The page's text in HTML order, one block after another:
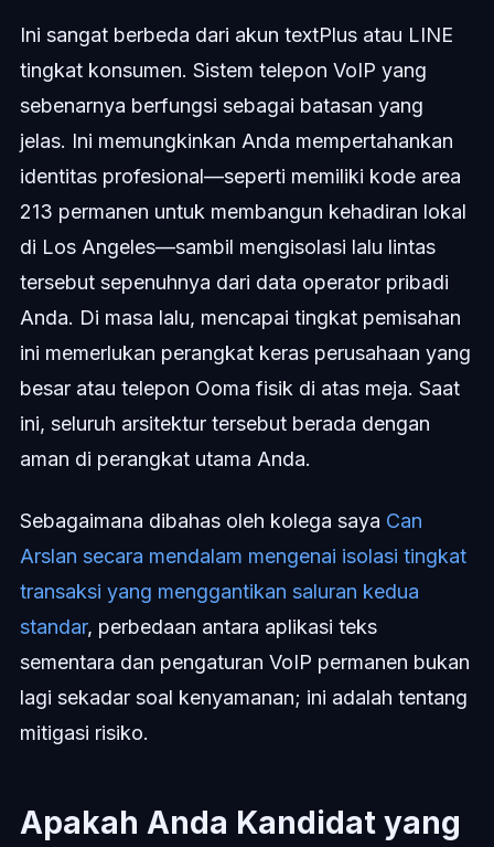
Ini sangat berbeda dari akun textPlus atau LINE
tingkat konsumen. Sistem telepon VoIP yang
sebenarnya berfungsi sebagai batasan yang
jelas. Ini memungkinkan Anda mempertahankan
identitas profesional—seperti memiliki kode area
213 permanen untuk membangun kehadiran lokal
di Los Angeles—sambil mengisolasi lalu lintas
tersebut sepenuhnya dari data operator pribadi
Anda. Di masa lalu, mencapai tingkat pemisahan
ini memerlukan perangkat keras perusahaan yang
besar atau telepon Ooma fisik di atas meja. Saat
ini, seluruh arsitektur tersebut berada dengan
aman di perangkat utama Anda.
Sebagaimana dibahas oleh kolega saya Can
Arslan secara mendalam mengenai isolasi tingkat
transaksi yang menggantikan saluran kedua
standar, perbedaan antara aplikasi teks
sementara dan pengaturan VoIP permanen bukan
lagi sekadar soal kenyamanan; ini adalah tentang
mitigasi risiko.
Apakah Anda Kandidat yang